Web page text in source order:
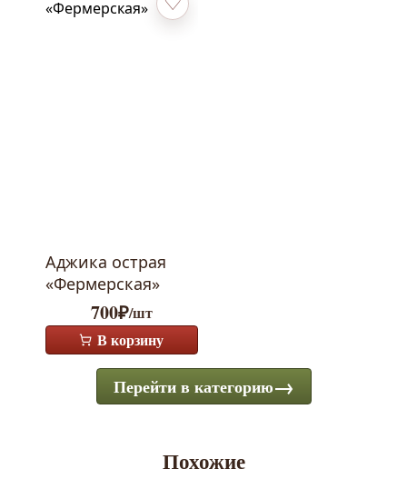
Добавить в избранное
Аджика острая
«Фермерская»
700₽/шт
В корзину
Перейти в категорию
Похожие